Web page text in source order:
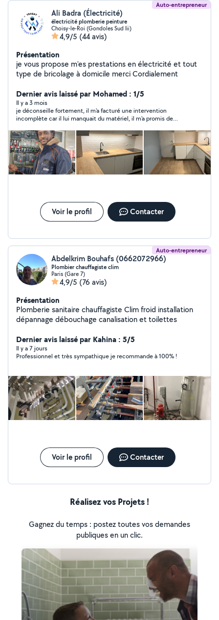
Auto-entrepreneur
Ali Badra (Électricité)
électricité plomberie peinture
Choisy-le-Roi (Gondoles Sud Iii)
4,9/5 (44 avis)
Présentation
je vous propose m'es prestations en électricité et tout
type de bricolage à domicile merci Cordialement
Dernier avis laissé par Mohamed : 1/5
Il y a 3 mois
je déconseille fortement, il m'a facturé une intervention
incomplète car il lui manquait du matériel, il m'a promis de
appels. à fuir
Voir le profil Contacter
Auto-entrepreneur
Abdelkrim Bouhafs (0662072966)
Plombier chauffagiste clim
Paris (Gare 7)
4,9/5 (76 avis)
Présentation
Plomberie sanitaire chauffagiste Clim froid installation
dépannage débouchage canalisation et toilettes
Dernier avis laissé par Kahina : 5/5
Il y a 7 jours
Professionnel et très sympathique je recommande à 100% !
Voir le profil Contacter
Réalisez vos Projets !
Gagnez du temps : postez toutes vos demandes
publiques en un clic.